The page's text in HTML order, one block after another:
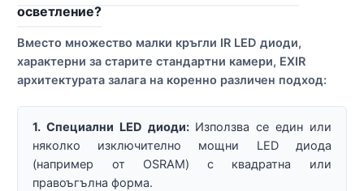
осветление?
Вместо множество малки кръгли IR LED диоди,
характерни за старите стандартни камери, EXIR
архитектурата залага на коренно различен подход:
1. Специални LED диоди:Използва се един или
няколко изключително мощни LED диода
(например от OSRAM) с квадратна или
правоъгълна форма.